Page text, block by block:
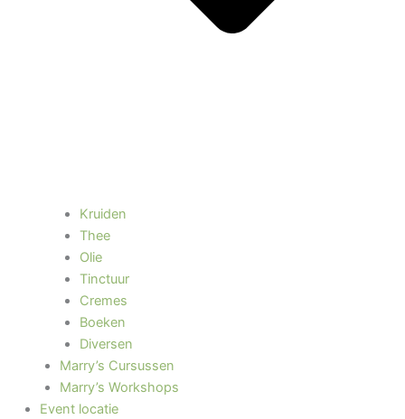
Kruiden
Thee
Olie
Tinctuur
Cremes
Boeken
Diversen
Marry’s Cursussen
Marry’s Workshops
Event locatie